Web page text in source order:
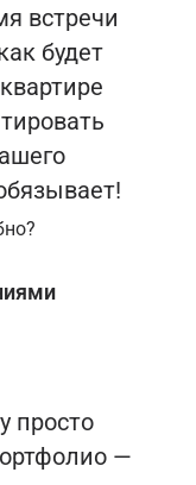
встречи
будет
просто
—